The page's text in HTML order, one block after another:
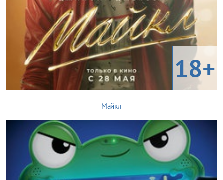
18+
Майкл